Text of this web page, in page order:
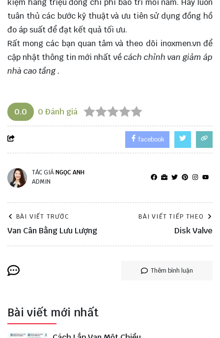
tuân thủ các bước kỹ thuật và ưu tiên sử dụng đồng hồ
đo áp suất để đạt kết quả tối ưu.
Rất mong các bạn quan tâm và theo dõi inoxmen.vn để
cập nhật thông tin mới nhất về cách chỉnh van giảm áp
nhà cao tầng.
0.0 0 Đánh giá
facebook
TÁC GIẢNGỌC ANH
ADMIN
BÀI VIẾT TRƯỚC
Van Cân Bằng Lưu Lượng
BÀI VIẾT TIẾP THEO
Disk Valve
Thêm bình luận
Bài viết mới nhất